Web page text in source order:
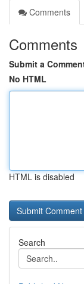
Comments
Comments
Submit a
No HTML
HTML is disabled
Search